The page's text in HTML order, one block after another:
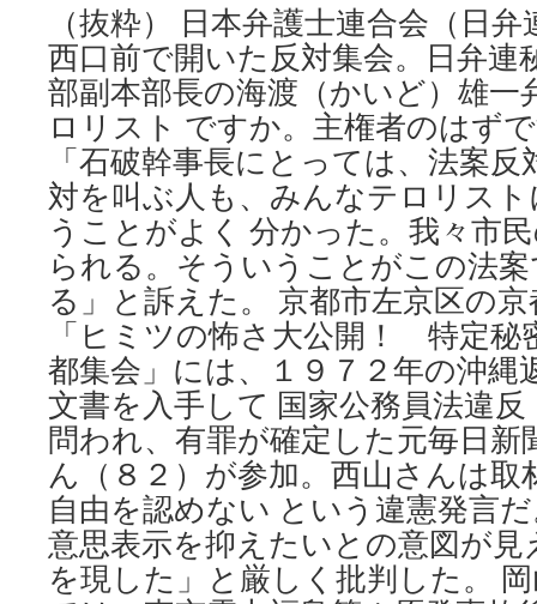
（抜粋） 日本弁護士連合会（日
西口前で開いた反対集会。日弁連
部副本部長の海渡（かいど）雄一
ロリスト ですか。主権者のはず
「石破幹事長にとっては、法案
対を叫ぶ人も、みんなテロリス
うことがよく 分かった。我々市
られる。そういうことがこの法
る」と訴えた。 京都市左京区の
「ヒミツの怖さ大公開！ 特定秘
都集会」には、１９７２年の沖縄
文書を入手して 国家公務員法違
問われ、有罪が確定した元毎日新
ん（８２）が参加。西山さんは取
自由を認めない という違憲発言
意思表示を抑えたいとの意図が見
を現した」と厳しく批判した。